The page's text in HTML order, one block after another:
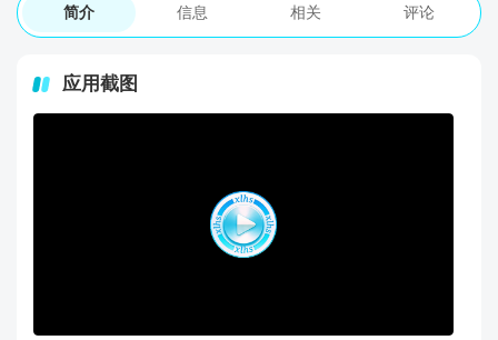
简介 信息 相关 评论
应用截图